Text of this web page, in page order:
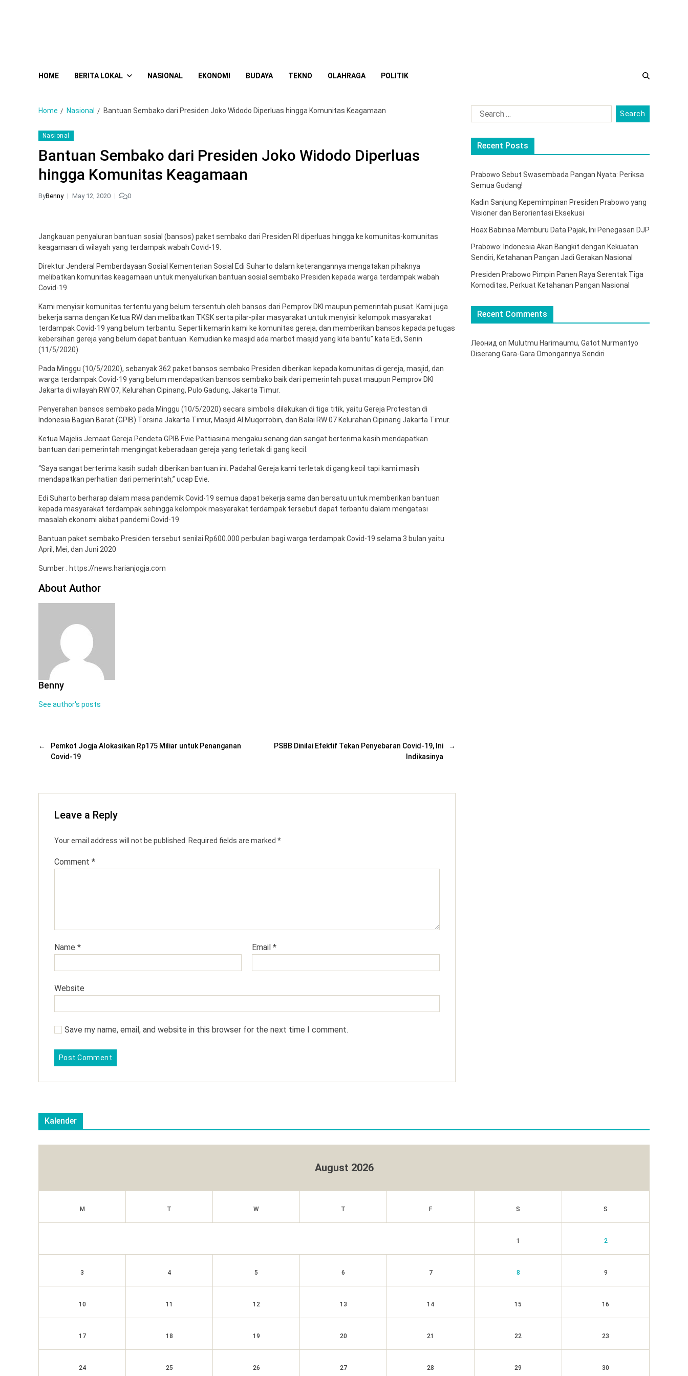
HOME BERITA LOKAL NASIONAL EKONOMI BUDAYA TEKNO OLAHRAGA POLITIK
Home Nasional Bantuan Sembako dari Presiden Joko Widodo Diperluas hingga Komunitas Keagamaan
Nasional
Bantuan Sembako dari Presiden Joko Widodo Diperluas
hingga Komunitas Keagamaan
ByBenny May 12, 2020 0
Jangkauan penyaluran bantuan sosial (bansos) paket sembako dari Presiden RI diperluas hingga ke komunitas-komunitas
keagamaan di wilayah yang terdampak wabah Covid-19.
Direktur Jenderal Pemberdayaan Sosial Kementerian Sosial Edi Suharto dalam keterangannya mengatakan pihaknya
melibatkan komunitas keagamaan untuk menyalurkan bantuan sosial sembako Presiden kepada warga terdampak wabah
Covid-19.
Kami menyisir komunitas tertentu yang belum tersentuh oleh bansos dari Pemprov DKI maupun pemerintah pusat. Kami juga
bekerja sama dengan Ketua RW dan melibatkan TKSK serta pilar-pilar masyarakat untuk menyisir kelompok masyarakat
terdampak Covid-19 yang belum terbantu. Seperti kemarin kami ke komunitas gereja, dan memberikan bansos kepada petugas
kebersihan gereja yang belum dapat bantuan. Kemudian ke masjid ada marbot masjid yang kita bantu” kata Edi, Senin
(11/5/2020).
Pada Minggu (10/5/2020), sebanyak 362 paket bansos sembako Presiden diberikan kepada komunitas di gereja, masjid, dan
warga terdampak Covid-19 yang belum mendapatkan bansos sembako baik dari pemerintah pusat maupun Pemprov DKI
Jakarta di wilayah RW 07, Kelurahan Cipinang, Pulo Gadung, Jakarta Timur.
Penyerahan bansos sembako pada Minggu (10/5/2020) secara simbolis dilakukan di tiga titik, yaitu Gereja Protestan di
Indonesia Bagian Barat (GPIB) Torsina Jakarta Timur, Masjid Al Muqorrobin, dan Balai RW 07 Kelurahan Cipinang Jakarta Timur.
Ketua Majelis Jemaat Gereja Pendeta GPIB Evie Pattiasina mengaku senang dan sangat berterima kasih mendapatkan
bantuan dari pemerintah mengingat keberadaan gereja yang terletak di gang kecil.
“Saya sangat berterima kasih sudah diberikan bantuan ini. Padahal Gereja kami terletak di gang kecil tapi kami masih
mendapatkan perhatian dari pemerintah,” ucap Evie.
Edi Suharto berharap dalam masa pandemik Covid-19 semua dapat bekerja sama dan bersatu untuk memberikan bantuan
kepada masyarakat terdampak sehingga kelompok masyarakat terdampak tersebut dapat terbantu dalam mengatasi
masalah ekonomi akibat pandemi Covid-19.
Bantuan paket sembako Presiden tersebut senilai Rp600.000 perbulan bagi warga terdampak Covid-19 selama 3 bulan yaitu
April, Mei, dan Juni 2020
Sumber : https://news.harianjogja.com
About Author
Benny
See author's posts
←
Pemkot Jogja Alokasikan Rp175 Miliar untuk Penanganan
Covid-19
→
PSBB Dinilai Efektif Tekan Penyebaran Covid-19, Ini
Indikasinya
Leave a Reply
Your email address will not be published. Required fields are marked *
Comment *
Name * Email*
Website
Save my name, email, and website in this browser for the next time I comment.
Recent Posts
Prabowo Sebut Swasembada Pangan Nyata: Periksa
Semua Gudang!
Kadin Sanjung Kepemimpinan Presiden Prabowo yang
Visioner dan Berorientasi Eksekusi
Hoax Babinsa Memburu Data Pajak, Ini Penegasan DJP
Prabowo: Indonesia Akan Bangkit dengan Kekuatan
Sendiri, Ketahanan Pangan Jadi Gerakan Nasional
Presiden Prabowo Pimpin Panen Raya Serentak Tiga
Komoditas, Perkuat Ketahanan Pangan Nasional
Recent Comments
Леонид on Mulutmu Harimaumu, Gatot Nurmantyo
Diserang Gara-Gara Omongannya Sendiri
Kalender
August 2026
M T W T F S S
1 2
3 4 5 6 7 8 9
10 11 12 13 14 15 16
17 18 19 20 21 22 23
24 25 26 27 28 29 30